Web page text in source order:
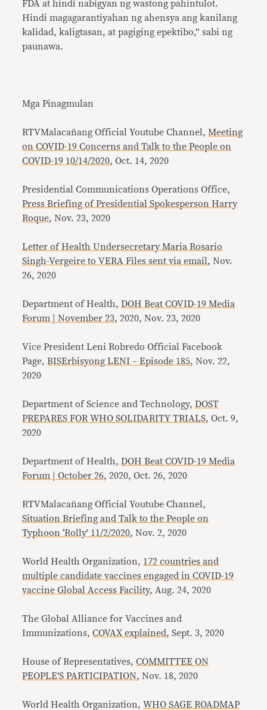
FDA at hindi nabigyan ng wastong pahintulot.
Hindi magagarantiyahan ng ahensya ang kanilang
kalidad, kaligtasan, at pagiging epektibo,” sabi ng
paunawa.
Mga Pinagmulan
RTVMalacañang Official Youtube Channel, Meeting
on COVID-19 Concerns and Talk to the People on
COVID-19 10/14/2020, Oct. 14, 2020
Presidential Communications Operations Office,
Press Briefing of Presidential Spokesperson Harry
Roque, Nov. 23, 2020
Letter of Health Undersecretary Maria Rosario
Singh-Vergeire to VERA Files sent via email , Nov.
26, 2020
Department of Health,DOH Beat COVID-19 Media
Forum | November 23, 2020, Nov. 23, 2020
Vice President Leni Robredo Official Facebook
Page,BISErbisyong LENI – Episode 185, Nov. 22,
2020
Department of Science and Technology,DOST
PREPARES FOR WHO SOLIDARITY TRIALS, Oct. 9,
2020
Department of Health,DOH Beat COVID-19 Media
Forum | October 26, 2020, Oct. 26, 2020
RTVMalacañang Official Youtube Channel,
Situation Briefing and Talk to the People on
Typhoon ‘Rolly’ 11/2/2020, Nov. 2, 2020
World Health Organization, 172 countries and
multiple candidate vaccines engaged in COVID-19
vaccine Global Access Facility, Aug. 24, 2020
The Global Alliance for Vaccines and
Immunizations,COVAX explained, Sept. 3, 2020
House of Representatives,COMMITTEE ON
PEOPLE’S PARTICIPATION, Nov. 18, 2020
World Health Organization,WHO SAGE ROADMAP